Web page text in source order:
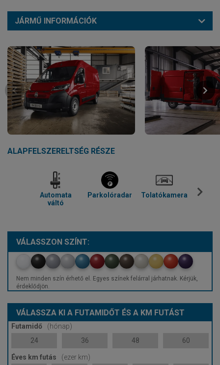
JÁRMŰ INFORMÁCIÓK
ALAPFELSZERELTSÉG RÉSZE
Automata
váltó
Parkolóradar Tolatókamera
VÁLASSZON SZÍNT:
Nem minden szín érhető el. Egyes színek felárral járhatnak. Kérjük,
érdeklődjön.
VÁLASSZA KI A FUTAMIDŐT ÉS A KM FUTÁST
Futamidő
(hónap)
24
36 48 60
Éves km futás
(ezer km)